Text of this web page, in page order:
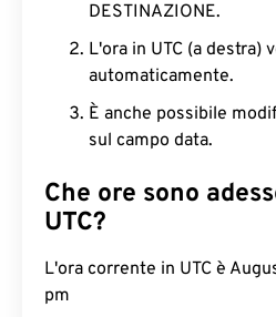
DESTINAZIONE.
L'ora in UTC (a destra)
automaticamente.
È anche possibile
sul campo data.
Che ore sono
UTC?
L'ora corrente in UTC è
pm